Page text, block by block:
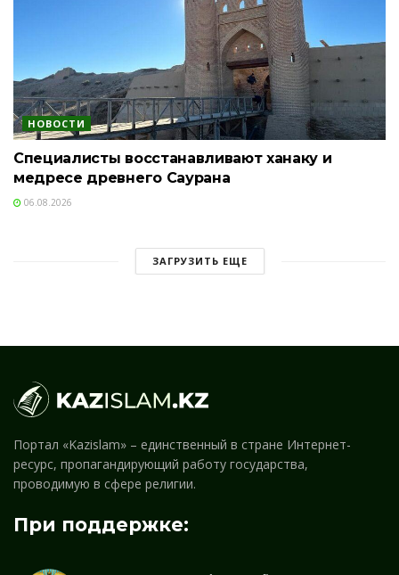
НОВОСТИ
Специалисты восстанавливают ханаку и
медресе древнего Саурана
06.08.2026
ЗАГРУЗИТЬ ЕЩЕ
Портал «Kazislam» – единственный в стране Интернет-
ресурс, пропагандирующий работу государства,
проводимую в сфере религии.
При поддержке: